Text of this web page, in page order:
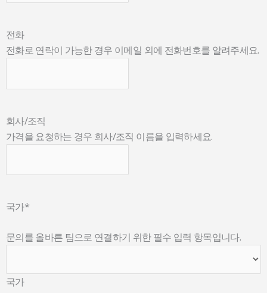
전화
전화로 연락이 가능한 경우 이메일 외에 전화번호를 알려주세요.
회사/조직
가격을 요청하는 경우 회사/조직 이름을 입력하세요.
국가*
문의를 올바른 팀으로 연결하기 위한 필수 입력 항목입니다.
국가